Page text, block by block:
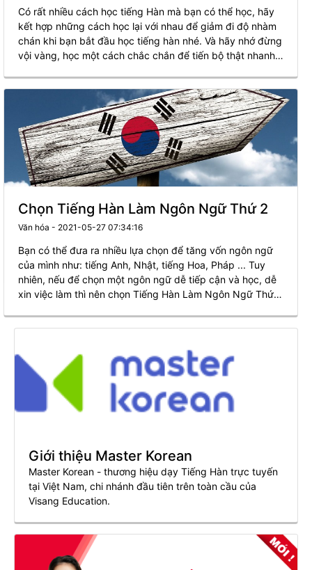
Có rất nhiều cách học tiếng Hàn mà bạn có thể học, hãy
kết hợp những cách học lại với nhau để giảm đi độ nhàm
chán khi bạn bắt đầu học tiếng hàn nhé. Và hãy nhớ đừng
vội vàng, học một cách chắc chắn để tiến bộ thật nhanh
Chọn Tiếng Hàn Làm Ngôn Ngữ Thứ 2
Văn hóa - 2021-05-27 07:34:16
Bạn có thể đưa ra nhiều lựa chọn để tăng vốn ngôn ngữ
của mình như: tiếng Anh, Nhật, tiếng Hoa, Pháp ... Tuy
nhiên, nếu để chọn một ngôn ngữ dễ tiếp cận và học, dễ
xin việc làm thì nên chọn Tiếng Hàn Làm Ngôn Ngữ Thứ
Giới thiệu Master Korean
Master Korean - thương hiệu dạy Tiếng Hàn trực tuyến
tại Việt Nam, chi nhánh đầu tiên trên toàn cầu của
Visang Education.